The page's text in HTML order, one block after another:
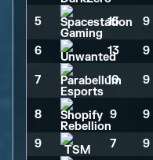
5 15 > 9
6 13 9
7 10 9
8 9 9
9 7 9